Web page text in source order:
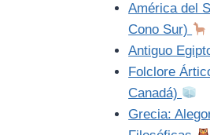
América del
Cono Sur)
Antiguo
Folclore
Canadá)
Grecia: